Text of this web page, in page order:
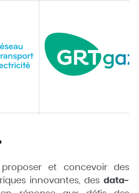
et concevoir des
innovantes, des data-